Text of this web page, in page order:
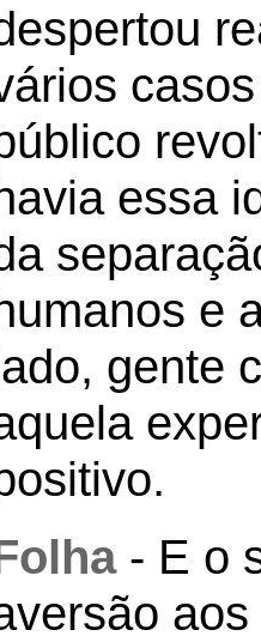
essa
e
gente
- E o